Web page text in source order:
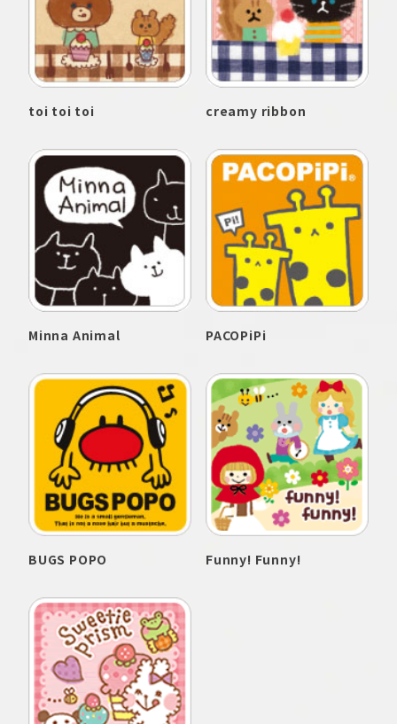
toi toi toi creamy ribbon
Minna Animal PACOPiPi
BUGS POPO Funny! Funny!